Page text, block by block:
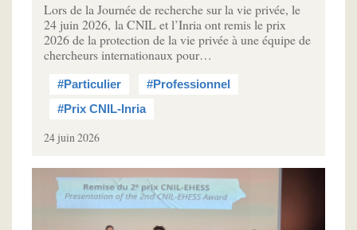
Lors de la Journée de recherche sur la vie privée, le
24 juin 2026, la CNIL et l’Inria ont remis le prix
2026 de la protection de la vie privée à une équipe de
chercheurs internationaux pour…
#Particulier
#Professionnel
#Prix CNIL-Inria
24 juin 2026